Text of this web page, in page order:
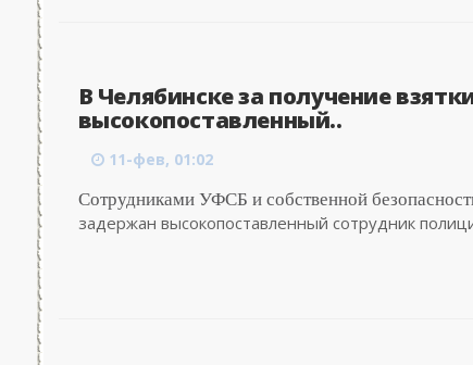
В Челябинске за получение
высокопоставленный..
11-фев, 01:02
Сотрудниками УФСБ и собственной
задержан высокопоставленный сотрудник